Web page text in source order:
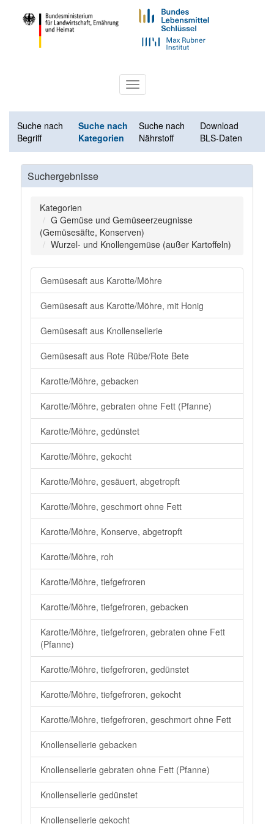
Toggle
navigation
Suche nach
Begriff
Suche nach
Kategorien
Suche nach
Nährstoff
Download
BLS-Daten
Suchergebnisse
Kategorien
G Gemüse und Gemüseerzeugnisse
(Gemüsesäfte, Konserven)
Wurzel- und Knollengemüse (außer Kartoffeln)
Gemüsesaft aus Karotte/Möhre
Gemüsesaft aus Karotte/Möhre, mit Honig
Gemüsesaft aus Knollensellerie
Gemüsesaft aus Rote Rübe/Rote Bete
Karotte/Möhre, gebacken
Karotte/Möhre, gebraten ohne Fett (Pfanne)
Karotte/Möhre, gedünstet
Karotte/Möhre, gekocht
Karotte/Möhre, gesäuert, abgetropft
Karotte/Möhre, geschmort ohne Fett
Karotte/Möhre, Konserve, abgetropft
Karotte/Möhre, roh
Karotte/Möhre, tiefgefroren
Karotte/Möhre, tiefgefroren, gebacken
Karotte/Möhre, tiefgefroren, gebraten ohne Fett
(Pfanne)
Karotte/Möhre, tiefgefroren, gedünstet
Karotte/Möhre, tiefgefroren, gekocht
Karotte/Möhre, tiefgefroren, geschmort ohne Fett
Knollensellerie gebacken
Knollensellerie gebraten ohne Fett (Pfanne)
Knollensellerie gedünstet
Knollensellerie gekocht